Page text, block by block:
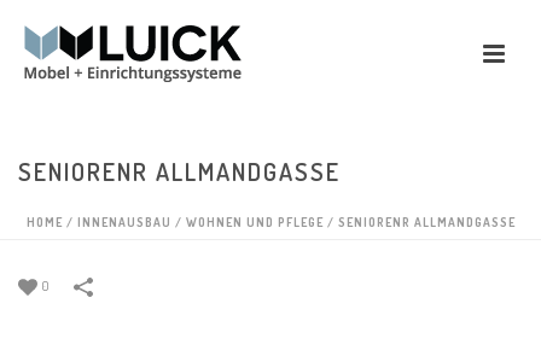
SENIORENR ALLMANDGASSE
HOME / INNENAUSBAU / WOHNEN UND PFLEGE / SENIORENR ALLMANDGASSE
0